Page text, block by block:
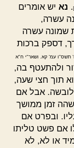
. נא יש אומרים
עשרה,
שמונה עשרה
דספק ברכות
תשס"ו עמ' קא. ושאר"י ח"א
ולהתעטף בה,
תוך חצי שעה,
אבל אם
זמן ממושך
ובפרט אם
אם פשט טליתו
או לא, לא